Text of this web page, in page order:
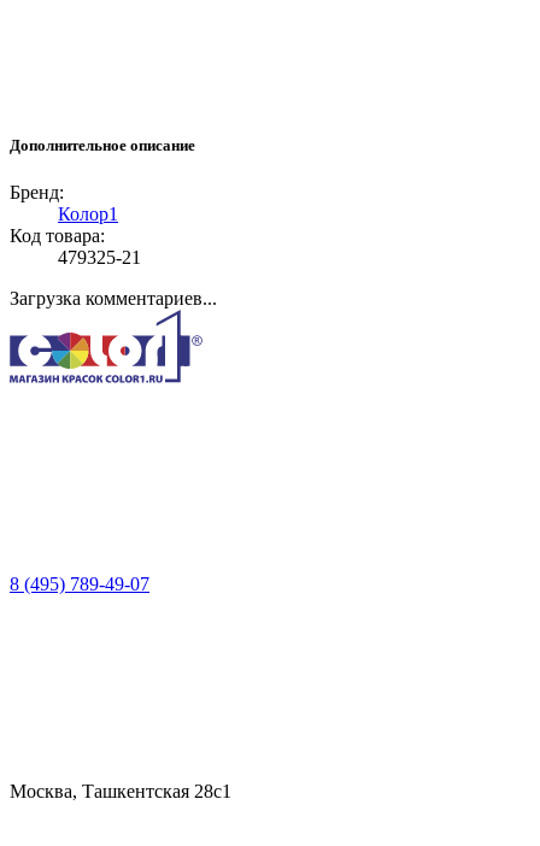
Дополнительное описание
Бренд:
Колор1
Код товара:
479325-21
Загрузка комментариев...
8 (495) 789-49-07
Москва, Ташкентская 28с1